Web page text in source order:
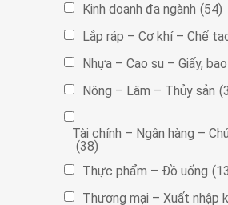
Kinh doanh đa ngành (54)
Lắp ráp – Cơ khí – Chế
Nhựa – Cao su – Giấy,
Nông – Lâm – Thủy sản
Tài chính – Ngân hàng –
(38)
Thực phẩm – Đồ uống
Thương mại – Xuất nhập